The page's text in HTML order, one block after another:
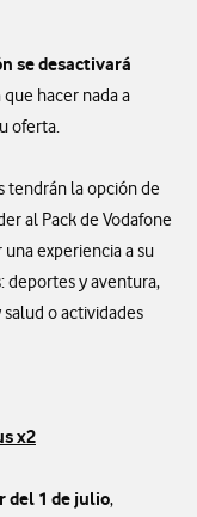
se desactivará
hacer nada a
oferta.
tendrán la opción de
al Pack de Vodafone
experiencia a su
deportes y aventura,
o actividades
x2
del 1 de julio,